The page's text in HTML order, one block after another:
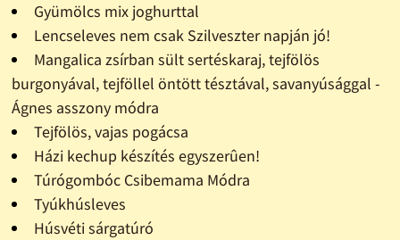
Gyümölcs mix joghurttal
Lencseleves nem csak Szilveszter napján jó!
Mangalica zsírban sült sertéskaraj, tejfölös
burgonyával, tejföllel öntött tésztával, savanyúsággal -
Ágnes asszony módra
Tejfölös, vajas pogácsa
Házi kechup készítés egyszerûen!
Túrógombóc Csibemama Módra
Tyúkhúsleves
Húsvéti sárgatúró